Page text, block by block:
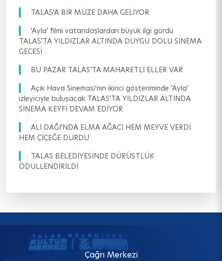
TALAS'A BİR MÜZE DAHA GELİYOR
'Ayla' filmi vatandaşlardan büyük ilgi gördü
TALAS'TA YILDIZLAR ALTINDA DUYGU DOLU SİNEMA
GECESİ
BU PAZAR TALAS'TA MAHARETLİ ELLER VAR
Açık Hava Sineması'nın ikinci gösteriminde 'Ayla'
izleyiciyle buluşacak TALAS'TA YILDIZLAR ALTINDA
SİNEMA KEYFİ DEVAM EDİYOR
ALİ DAĞI'NDA ELMA AĞACI HEM MEYVE VERDİ
HEM ÇİÇEĞE DURDU
TALAS BELEDİYESİNDE DÜRÜSTLÜK
ÖDÜLLENDİRİLDİ
Çağrı Merkezi